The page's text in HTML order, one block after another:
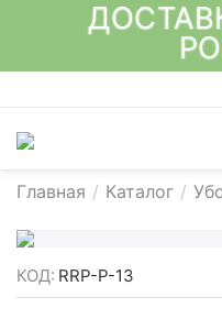
Главная / Каталог /
КОД: RRP-P-13